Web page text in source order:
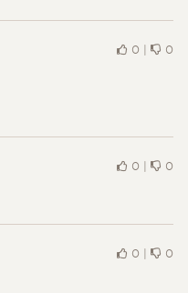
0 | 0
0 | 0
0 | 0